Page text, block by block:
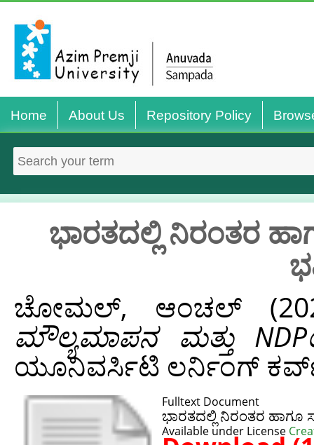
Home About Us Repository Policy
ಭಾರತದಲ್ಲಿ ನಿರಂತರ
ಚೋಮಲ್, ಆಂಚಲ್
ಮೌಲ್ಯಮಾಪನ ಮತ್ತು
ಯೂನಿವರ್ಸಿಟಿ ಲರ್ನಿಂಗ್ ಕರ್ವ್
Fulltext Document
ಭಾರತದಲ್ಲಿ ನಿರಂತರ
Available under License